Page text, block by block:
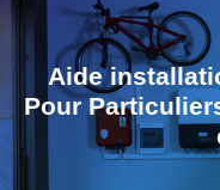
Aide
Pour